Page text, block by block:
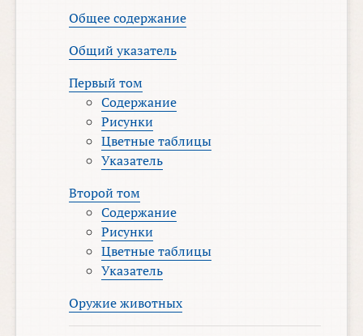
Общее содержание
Общий указатель
Первый том
Содержание
Рисунки
Цветные таблицы
Указатель
Второй том
Содержание
Рисунки
Цветные таблицы
Указатель
Оружие животных